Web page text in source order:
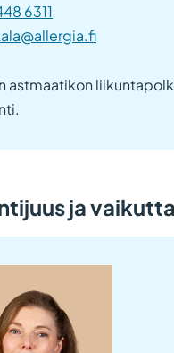
6311
astmaatikon
ja